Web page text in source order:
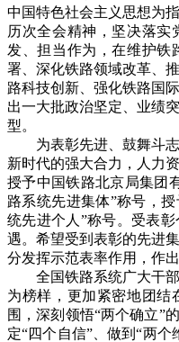
中国特色社会主义思想为
历次全会精神，坚决落实
发、担当作为，在维护铁
署、深化铁路领域改革、
路科技创新、强化铁路国
出一大批政治坚定、业绩
型。
为表彰先进、鼓舞斗志
新时代的强大合力，人力
授予中国铁路北京局集团
路系统先进集体”称号，
统先进个人”称号。受表
遇。希望受到表彰的先进
分发挥示范表率作用，作
全国铁路系统广大干部
为榜样，更加紧密地团结
围，深刻领悟“两个确立”
定“四个自信”、做到“两